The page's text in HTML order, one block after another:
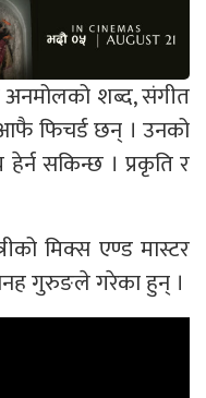
अनमोलको शब्द, संगीत
फिचर्ड छन् । उनको
सकिन्छ । प्रकृति र
मिक्स एण्ड मास्टर
गुरुङले गरेका हुन् ।